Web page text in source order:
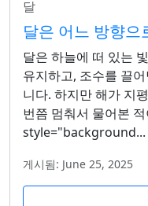
달
달은 어느 방향으
달은 하늘에 떠 있는
유지하고, 조수를 끌
니다. 하지만 해가 지
번쯤 멈춰서 물어본
style="background...
게시됨: June 25, 2025